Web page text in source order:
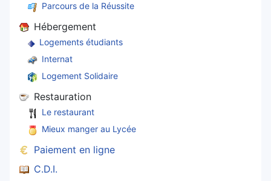
Parcours de la Réussite
Hébergement
Logements étudiants
Internat
Logement Solidaire
Restauration
Le restaurant
Mieux manger au Lycée
Paiement en ligne
C.D.I.